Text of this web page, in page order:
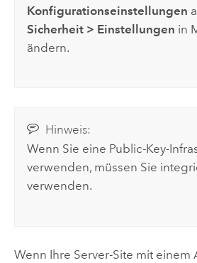
Konfigurationseinstellungen
Sicherheit > Einstellungen in
ändern.
Hinweis:
Wenn Sie eine Public-Key-
verwenden, müssen Sie
verwenden.
Wenn Ihre Server-Site mit einem